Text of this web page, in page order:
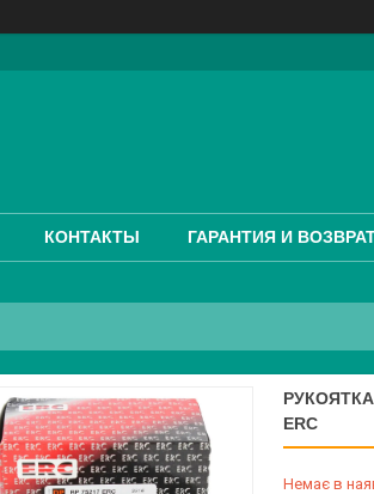
КОНТАКТЫ ГАРАНТИЯ И
РУКОЯТКА
ERC
Немає в